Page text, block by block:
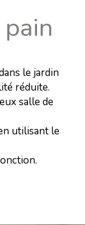
le jardin
réduite.
salle de
utilisant le